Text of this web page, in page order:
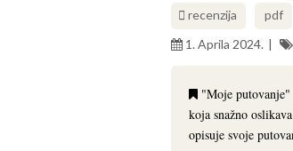
recenzija
pdf
1. Aprila 2024.
"Moje putovanje"
koja snažno
opisuje svoje